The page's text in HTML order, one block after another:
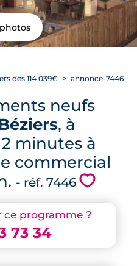
programme ?
73 34
dès 114 039€ annonce-7446
neufs
, à
minutes à
commercial
- réf. 7446 💗